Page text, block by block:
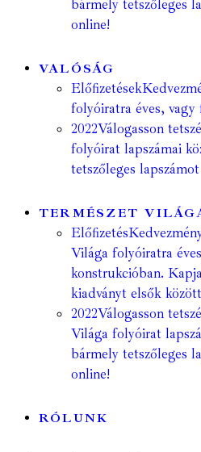
bármely tetszőleges
online!
VALÓSÁG
Előfizetések
folyóiratra éves, vagy
2022Válogasson
folyóirat lapszámai
tetszőleges
TERMÉSZET
Előfizetés
Világa folyóiratra
konstrukcióban.
kiadványt elsők
2022Válogasson
Világa folyóirat
bármely tetszőleges
online!
RÓLUNK